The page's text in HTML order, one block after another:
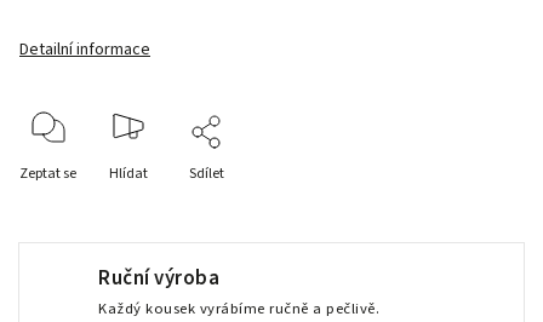
Detailní informace
Zeptat se Hlídat Sdílet
Ruční výroba
Každý kousek vyrábíme ručně a pečlivě.